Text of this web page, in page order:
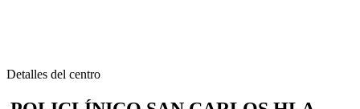
Detalles del centro